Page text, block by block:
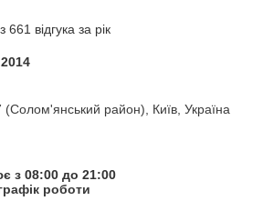
відгука за рік
(Солом'янський район), Київ, Україна
з 08:00 до 21:00
роботи